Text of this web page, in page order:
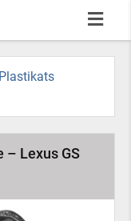
Plastikats
– Lexus GS